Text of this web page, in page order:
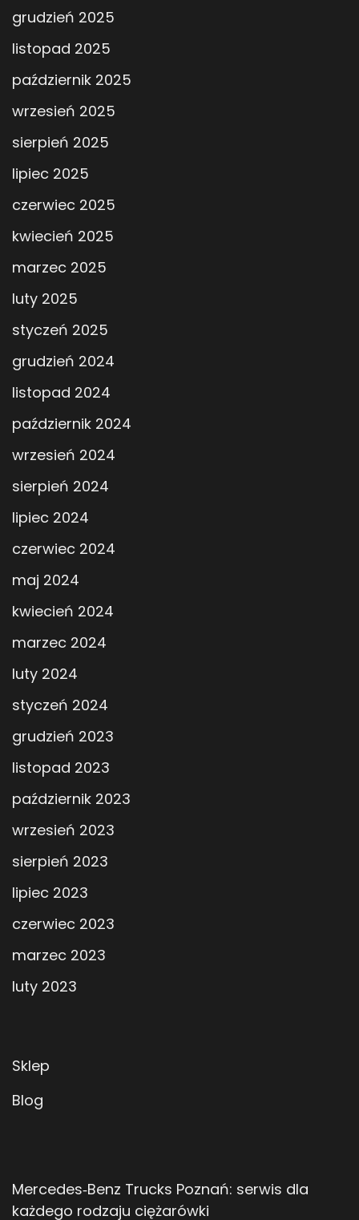
grudzień 2025
listopad 2025
październik 2025
wrzesień 2025
sierpień 2025
lipiec 2025
czerwiec 2025
kwiecień 2025
marzec 2025
luty 2025
styczeń 2025
grudzień 2024
listopad 2024
październik 2024
wrzesień 2024
sierpień 2024
lipiec 2024
czerwiec 2024
maj 2024
kwiecień 2024
marzec 2024
luty 2024
styczeń 2024
grudzień 2023
listopad 2023
październik 2023
wrzesień 2023
sierpień 2023
lipiec 2023
czerwiec 2023
marzec 2023
luty 2023
Sklep
Blog
Mercedes‑Benz Trucks Poznań: serwis dla
każdego rodzaju ciężarówki